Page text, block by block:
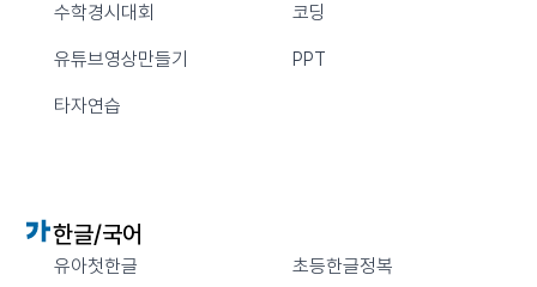
수학경시대회 코딩
유튜브영상만들기 PPT
타자연습
한글/국어
유아첫한글 초등한글정복